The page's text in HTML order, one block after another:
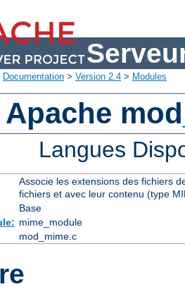
Documentation > Version 2.4 > Modules
Langues
Associe les extensions des fichiers
fichiers et avec leur contenu (type
Base
mime_module
mod_mime.c